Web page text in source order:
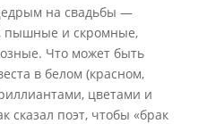
на свадьбы —
пышные и скромные,
Что может быть
в белом (красном,
цветами и
сказал поэт, чтобы «брак